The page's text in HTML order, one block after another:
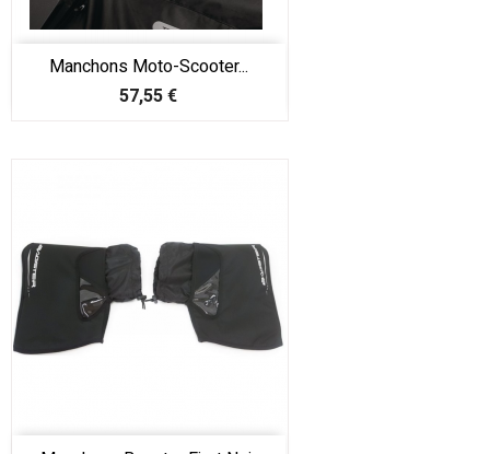
Manchons Moto-Scooter...
Prix
57,55 €